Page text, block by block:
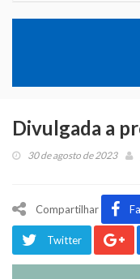
Divulgada a
30 de agosto de 2023
Compartilhar
Twitter